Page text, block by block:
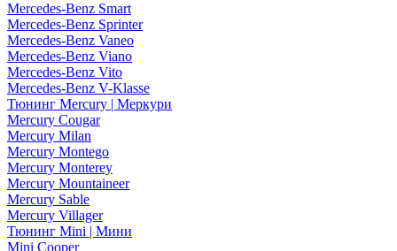
Mercedes-Benz Smart
Mercedes-Benz Sprinter
Mercedes-Benz Vaneo
Mercedes-Benz Viano
Mercedes-Benz Vito
Mercedes-Benz V-Klasse
Тюнинг Mercury | Меркури
Mercury Cougar
Mercury Milan
Mercury Montego
Mercury Monterey
Mercury Mountaineer
Mercury Sable
Mercury Villager
Тюнинг Mini | Мини
Mini Cooper